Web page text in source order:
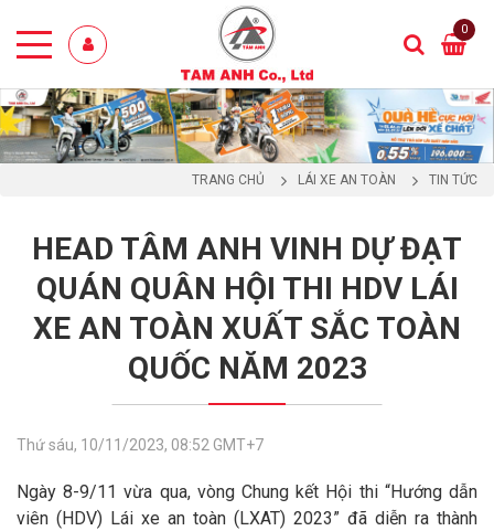
0
TRANG CHỦ LÁI XE AN TOÀN TIN TỨC
HEAD TÂM ANH VINH DỰ ĐẠT
QUÁN QUÂN HỘI THI HDV LÁI
XE AN TOÀN XUẤT SẮC TOÀN
QUỐC NĂM 2023️
Thứ sáu, 10/11/2023, 08:52 GMT+7
Ngày 8-9/11 vừa qua, vòng Chung kết Hội thi “Hướng dẫn
viên (HDV) Lái xe an toàn (LXAT) 2023” đã diễn ra thành